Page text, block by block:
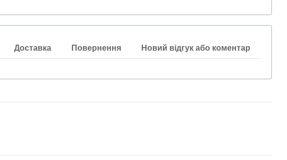
Доставка Повернення Новий відгук або коментар